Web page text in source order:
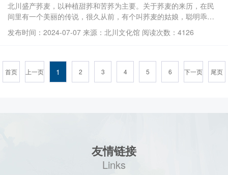
北川盛产荞麦，以种植甜荞和苦荞为主要。关于荞麦的来历，在民
间里有一个美丽的传说，很久从前，有个叫荞麦的姑娘，聪明乖
巧，因家里穷，18岁嫁给个瓜娃子。一个叫韩路的人，故意戏弄
他，从他手中骗去了家里的马，荞麦帮助丈夫找到了马。因此，韩
夫，甘愿跳井而死,被乡亲们埋在山包上。后
发布时间：2024-07-07 来源：北川文化馆 阅读次数：4126
首页 上一页 1 2 3 4 5 6 下一页 尾页
友情链接
Links